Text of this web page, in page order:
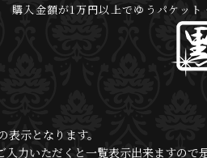
購入金額が1万円以上でゆうパケッ
示となります。
力いただくと一覧表示出来ますので